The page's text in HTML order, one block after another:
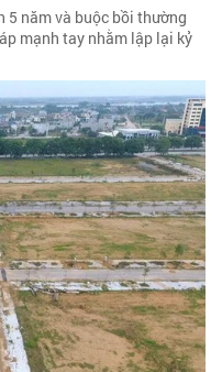
5 năm và buộc bồi thường
mạnh tay nhằm lập lại kỷ